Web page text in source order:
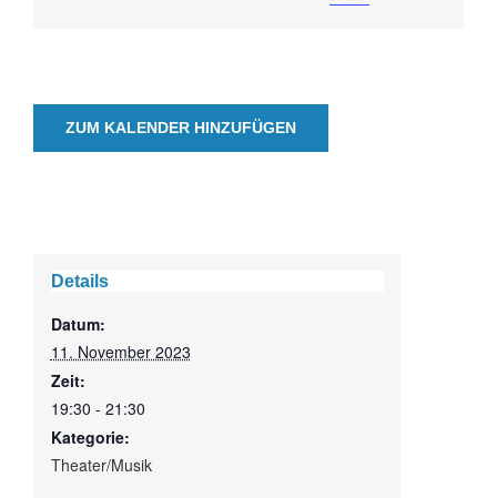
ZUM KALENDER HINZUFÜGEN
Details
Datum:
11. November 2023
Zeit:
19:30 - 21:30
Kategorie:
Theater/Musik